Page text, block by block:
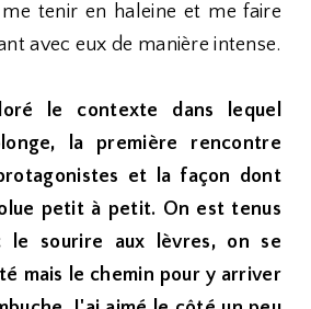
tenir en haleine et me faire
avec eux de manière intense.
le contexte dans lequel
la première rencontre
et la façon dont
petit à petit. On est tenus
le sourire aux lèvres, on se
mais le chemin pour y arriver